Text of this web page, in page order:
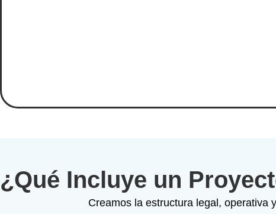
¿Qué Incluye un
Creamos la estructura legal, operativa